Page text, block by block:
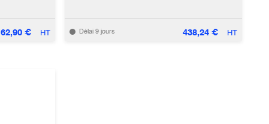
62,90€ HT Délai 9 jours 438,24 € HT